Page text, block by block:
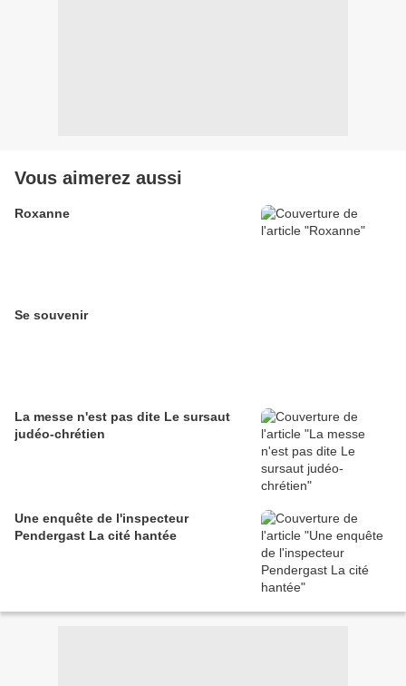
Vous aimerez aussi
Roxanne
Se souvenir
La messe n'est pas dite Le sursaut
judéo-chrétien
Une enquête de l'inspecteur
Pendergast La cité hantée